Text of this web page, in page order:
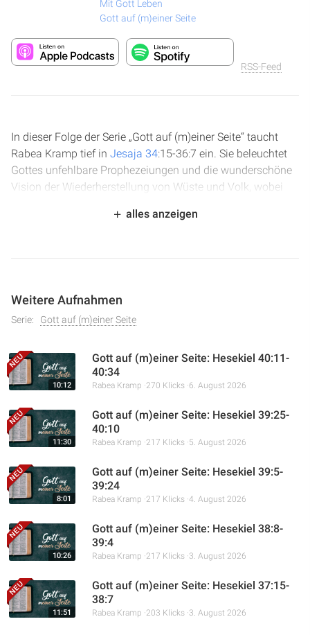
Mit Gott Leben
Gott auf (m)einer Seite
RSS-Feed
In dieser Folge der Serie „Gott auf (m)einer Seite“ taucht
Rabea Kramp tief in Jesaja 34:15-36:7 ein. Sie beleuchtet
Gottes unfehlbare Prophezeiungen und die wunderschöne
Vision der Wiederherstellung von Wüste und Volk, wobei
Anschließend wird der historische Feldzug Sanheribs
alles anzeigen
Weitere Aufnahmen
Serie: Gott auf (m)einer Seite
10:12
Gott auf (m)einer Seite: Hesekiel 40:11-
40:34
Rabea Kramp 270 Klicks 6. August 2026
11:30
Gott auf (m)einer Seite: Hesekiel 39:25-
40:10
Rabea Kramp 217 Klicks 5. August 2026
8:01
Gott auf (m)einer Seite: Hesekiel 39:5-
39:24
Rabea Kramp 217 Klicks 4. August 2026
10:26
Gott auf (m)einer Seite: Hesekiel 38:8-
39:4
Rabea Kramp 217 Klicks 3. August 2026
11:51
Gott auf (m)einer Seite: Hesekiel 37:15-
38:7
Rabea Kramp 203 Klicks 3. August 2026